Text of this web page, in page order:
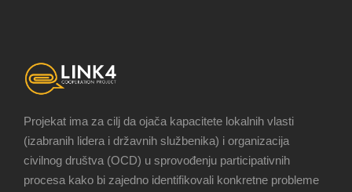
Projekat ima za cilj da ojača kapacitete lokalnih vlasti
(izabranih lidera i državnih službenika) i organizacija
civilnog društva (OCD) u sprovođenju participativnih
procesa kako bi zajedno identifikovali konkretne probleme